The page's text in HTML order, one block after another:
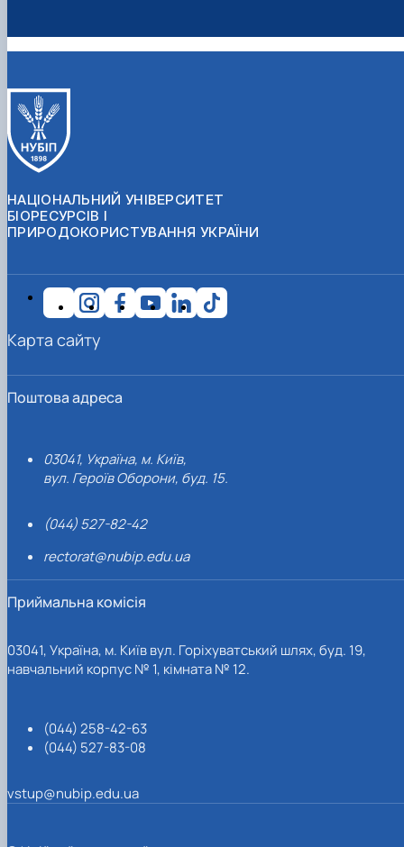
НАЦІОНАЛЬНИЙ УНІВЕРСИТЕТ
БІОРЕСУРСІВ І
ПРИРОДОКОРИСТУВАННЯ УКРАЇНИ
Поштова адреса
03041, Україна, м. Київ,
вул. Героїв Оборони, буд. 15.
(044) 527-82-42
rectorat@nubip.edu.ua
Приймальна комісія
03041, Україна, м. Київ вул. Горіхуватський шлях, буд. 19,
навчальний корпус № 1, кімната № 12.
(044) 258-42-63
(044) 527-83-08
vstup@nubip.edu.ua
Карта сайту